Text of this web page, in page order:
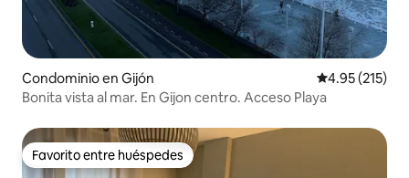
Condominio en Gijón Calificación
4.95 (215)
Bonita vista al mar. En Gijon centro. Acceso Playa
Favorito entre huéspedes
Favorito entre huéspedes